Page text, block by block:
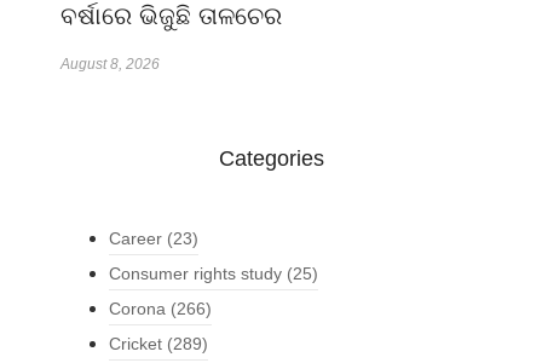
ବର୍ଷାରେ ଭିଜୁଛି ତାଳଚେର
August 8, 2026
Categories
Career (23)
Consumer rights study (25)
Corona (266)
Cricket (289)